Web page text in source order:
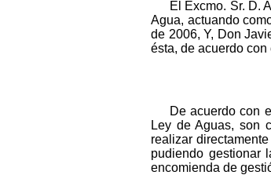
El Excmo. Sr. D.
Agua, actuando
de 2006, Y, Don
ésta, de acuerdo
De acuerdo con
Ley de Aguas, son
realizar
pudiendo gestionar
encomienda de